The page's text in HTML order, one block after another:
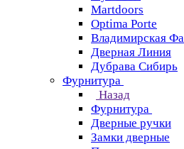
Martdoors
Optima Porte
Владимирская
Дверная Линия
Дубрава Сибирь
Фурнитура
Назад
Фурнитура
Дверные ручки
Замки дверные